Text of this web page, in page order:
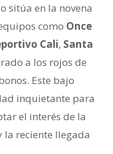
sitúa en la novena
como Once
Cali, Santa
a los rojos de
Este bajo
inquietante para
el interés de la
la reciente llegada